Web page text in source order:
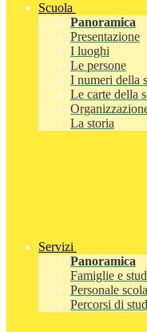
Scuola
Panoramica
Presentazione
I luoghi
Le persone
I numeri della
Le carte della
La storia
Servizi
Panoramica
Famiglie e
Personale
Percorsi di